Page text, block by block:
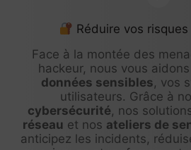
Réduire vos
Face à la montée des
hackeur, nous vous aidons
données sensibles, vos
utilisateurs. Grâce à
cybersécurité, nos
réseau et nos ateliers de
anticipez les incidents,